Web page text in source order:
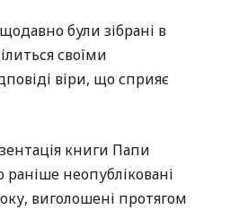
були зібрані в
своїми
віри, що сприяє
книги Папи
раніше неопубліковані
виголошені протягом